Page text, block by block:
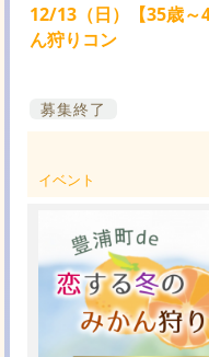
12/13（日）【35歳～
ん狩りコン
募集終了
イベント